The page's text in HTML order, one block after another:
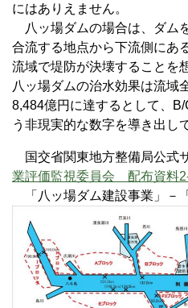
にはありえません。
八ッ場ダムの場合は、ダム
合流する地点から下流側にあ
流域で堤防が決壊することを
八ッ場ダムの治水効果は流域
8,484億円に達するとして、
う非現実的な数字を導き出し
国交省関東地方整備局公式
業評価監視委員会 配布資料
「八ッ場ダム建設事業」－